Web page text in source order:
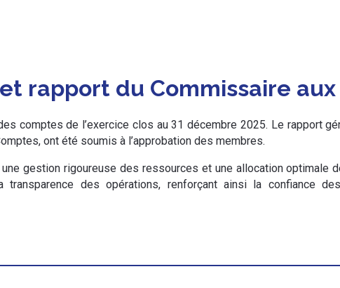
rapport du Commissaire
comptes de l’exercice clos au 31 décembre 2025. Le rapport
ont été soumis à l’approbation des membres.
gestion rigoureuse des ressources et une allocation optimale
des opérations, renforçant ainsi la confiance